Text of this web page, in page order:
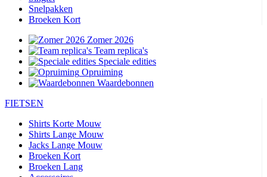
Snelpakken
Broeken Kort
Zomer 2026
Team replica's
Speciale edities
Opruiming
Waardebonnen
FIETSEN
Shirts Korte Mouw
Shirts Lange Mouw
Jacks Lange Mouw
Broeken Kort
Broeken Lang